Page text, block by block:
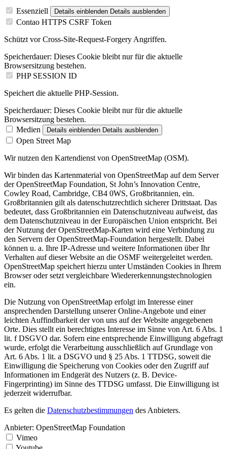
Essenziell Details einblenden Details ausblenden
Contao HTTPS CSRF Token
Schützt vor Cross-Site-Request-Forgery Angriffen.
Speicherdauer: Dieses Cookie bleibt nur für die aktuelle
Browsersitzung bestehen.
PHP SESSION ID
Speichert die aktuelle PHP-Session.
Speicherdauer: Dieses Cookie bleibt nur für die aktuelle
Browsersitzung bestehen.
Medien
Details einblenden Details ausblenden
Open Street Map
Wir nutzen den Kartendienst von OpenStreetMap (OSM).
Wir binden das Kartenmaterial von OpenStreetMap auf dem Server
der OpenStreetMap Foundation, St John’s Innovation Centre,
Cowley Road, Cambridge, CB4 0WS, Großbritannien, ein.
Großbritannien gilt als datenschutzrechtlich sicherer Drittstaat. Das
bedeutet, dass Großbritannien ein Datenschutzniveau aufweist, das
dem Datenschutzniveau in der Europäischen Union entspricht. Bei
der Nutzung der OpenStreetMap-Karten wird eine Verbindung zu
den Servern der OpenStreetMap-Foundation hergestellt. Dabei
können u. a. Ihre IP-Adresse und weitere Informationen über Ihr
Verhalten auf dieser Website an die OSMF weitergeleitet werden.
OpenStreetMap speichert hierzu unter Umständen Cookies in Ihrem
Browser oder setzt vergleichbare Wiedererkennungstechnologien
ein.
Die Nutzung von OpenStreetMap erfolgt im Interesse einer
ansprechenden Darstellung unserer Online-Angebote und einer
leichten Auffindbarkeit der von uns auf der Website angegebenen
Orte. Dies stellt ein berechtigtes Interesse im Sinne von Art. 6 Abs. 1
lit. f DSGVO dar. Sofern eine entsprechende Einwilligung abgefragt
wurde, erfolgt die Verarbeitung ausschließlich auf Grundlage von
Art. 6 Abs. 1 lit. a DSGVO und § 25 Abs. 1 TTDSG, soweit die
Einwilligung die Speicherung von Cookies oder den Zugriff auf
Informationen im Endgerät des Nutzers (z. B. Device-
Fingerprinting) im Sinne des TTDSG umfasst. Die Einwilligung ist
jederzeit widerrufbar.
Es gelten die Datenschutzbestimmungen des Anbieters.
Anbieter: OpenStreetMap Foundation
Vimeo